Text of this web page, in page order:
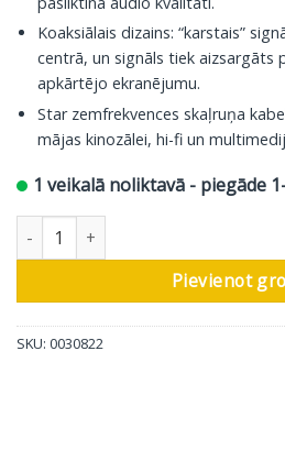
Koaksiālais dizains: “karstais”
centrā, un signāls tiek aizsargāts
apkārtējo ekranējumu.
Star zemfrekvences skaļruņa
mājas kinozālei, hi-fi un
1 veikalā noliktavā - piegāde
In-Akustik Sabvūfers koaksiālā
Pievienot
SKU: 0030822